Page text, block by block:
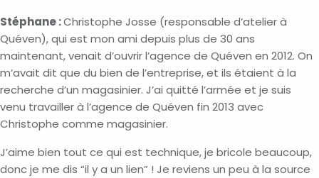
Stéphane :Christophe Josse (responsable d’atelier à
Quéven), qui est mon ami depuis plus de 30 ans
maintenant, venait d’ouvrir l’agence de Quéven en 2012. On
m’avait dit que du bien de l’entreprise, et ils étaient à la
recherche d’un magasinier. J’ai quitté l’armée et je suis
venu travailler à l’agence de Quéven fin 2013 avec
Christophe comme magasinier.
J’aime bien tout ce qui est technique, je bricole beaucoup,
donc je me dis “il y a un lien” ! Je reviens un peu à la source